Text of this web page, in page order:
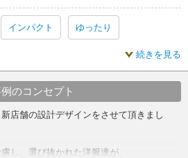
インパクト ゆったり
パレル 落ち着いた
ト 内装 ゆったり 内装
ル 内装 シンプル スケルトン
続きを見る
のコンセプト
店舗の設計デザインをさせて頂きまし
し、選び抜かれた洋服達が、